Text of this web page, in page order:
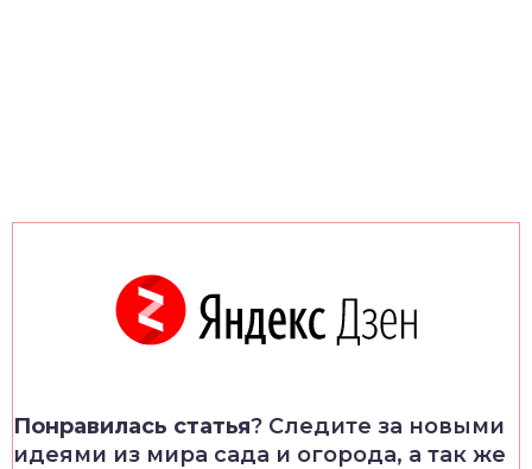
Понравилась статья? Следите за новыми
идеями из мира сада и огорода, а так же